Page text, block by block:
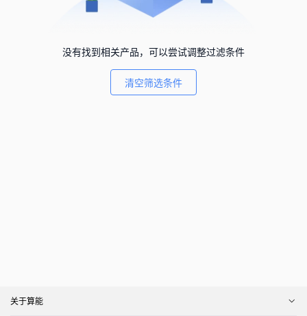
没有找到相关产品，可以尝试调整过滤条件
清空筛选条件
关于算能